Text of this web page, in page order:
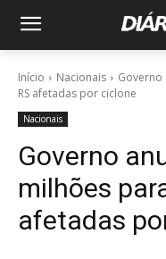
Início Nacionais
Governo
RS afetadas por ciclone
Nacionais
Governo
milhões
afetadas